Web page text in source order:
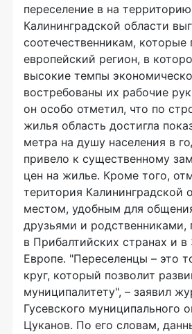
переселение в на территорию
Калининградской области
соотечественникам, которые
европейский регион, в
высокие темпы
востребованы их рабочие
он особо отметил, что по
жилья область достигла
метра на душу населения в
привело к существенному
цен на жилье. Кроме того,
територия Калининградской
местом, удобным для
друзьями и
в Прибалтийских странах и в
Европе. "Переселенцы – это
круг, который позволит
муниципалитету", – заявил
Гусевского муниципального
Цуканов. По его словам,